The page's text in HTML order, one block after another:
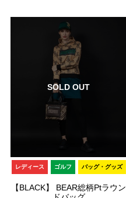
SOLD OUT
レディース ゴルフ バッグ・グッズ
【BLACK】 BEAR総柄Ptラウン